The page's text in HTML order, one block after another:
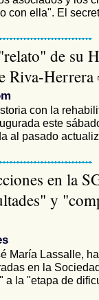
con ella". El
de su
Riva-Herrera
con la
este
al pasado
en la
y
María Lassalle,
en la
a la "etapa de